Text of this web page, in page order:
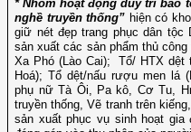
* Nhóm hoạt động duy trì bảo
nghề truyền thống” hiện có
giữ nét đẹp trang phục dân tộc
sản xuất các sản phẩm thủ
Xa Phó (Lào Cai); Tổ/ HTX dệt
Hoá); Tổ dệt/nấu rượu men lá
phụ nữ Tà Ôi, Pa kô, Cơ Tu,
truyền thống, Vẽ tranh trên
sản xuất phục vụ sinh hoạt gia